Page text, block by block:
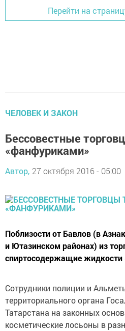
Перейти на
ЧЕЛОВЕК И ЗАКОН
Бессовестные
«фанфуриками»
Автор, 27 октября 2016 - 05:00
Поблизости от Бавлов (в
и Ютазинском районах) из
спиртосодержащие жидкости
Сотрудники полиции и
территориального органа
Татарстана на законных
косметические лосьоны в